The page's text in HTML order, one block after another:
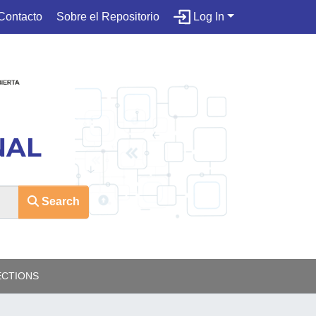
Sobre el Repositorio Log In
Search